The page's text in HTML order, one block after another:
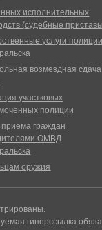
исполнительных
(судебные
услуги
возмездная сдача
участковых
полиции
граждан
ОМВД
оружия
гиперссылка